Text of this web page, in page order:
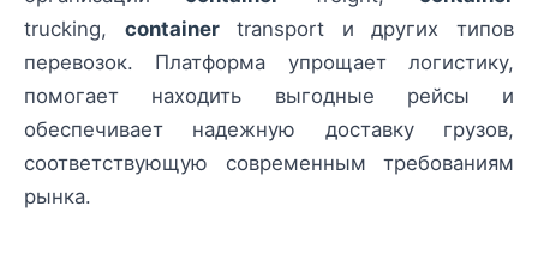
trucking, containertransport и других типов
перевозок. Платформа упрощает логистику,
помогает находить выгодные рейсы и
обеспечивает надежную доставку грузов,
соответствующую современным требованиям
рынка.